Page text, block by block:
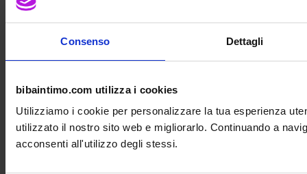
Consenso Dettagli
bibaintimo.com utilizza i cookies
Utilizziamo i cookie per personalizzare la tua esperienza
utilizzato il nostro sito web e migliorarlo. Continuando a
acconsenti all'utilizzo degli stessi.
uno Sconto del5%
in Più! Aggiungilo a Tutti gli
Sconti!
Acquista Ora!
Le spedizioni riprenderanno giovedì 09 Gennaio 2026